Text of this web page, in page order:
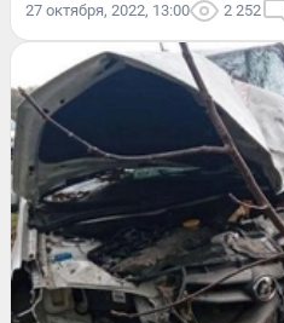
27 октября, 2022, 13:00 2 252